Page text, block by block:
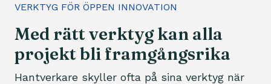
VERKTYG FÖR ÖPPEN INNOVATION
Med rätt verktyg kan alla
projekt bli framgångsrika
Hantverkare skyller ofta på sina verktyg när